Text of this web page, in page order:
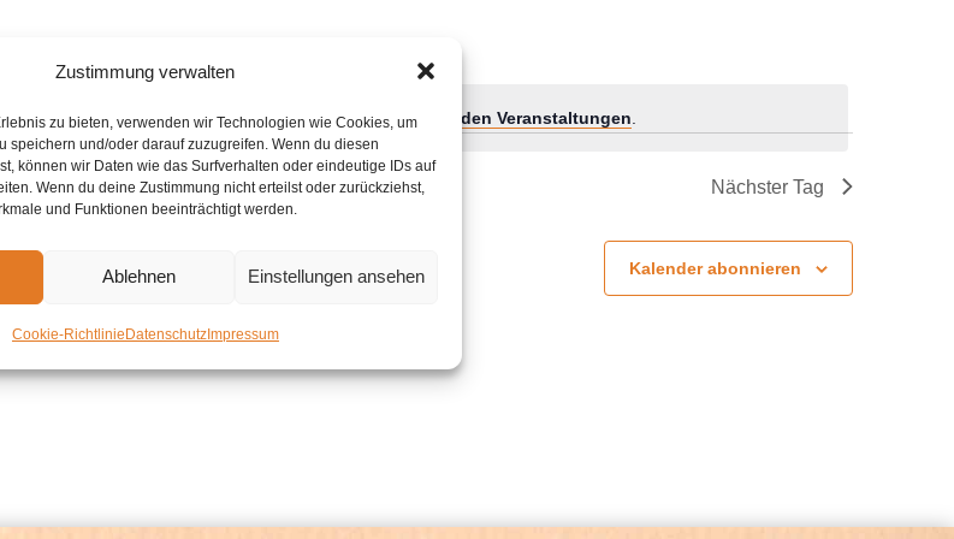
Zustimmung verwalten
zu bieten, verwenden wir Technologien wie Cookies, um
speichern und/oder darauf zuzugreifen. Wenn du diesen
können wir Daten wie das Surfverhalten oder eindeutige IDs auf
Wenn du deine Zustimmung nicht erteilst oder zurückziehst,
und Funktionen beeinträchtigt werden.
Ablehnen Einstellungen ansehen
Cookie-RichtlinieDatenschutzImpressum
Hinweis
vorgesehen. Hier geht es zu dennächsten bevorstehenden Veranstaltungen
Nächster Tag
Kalender abonnieren